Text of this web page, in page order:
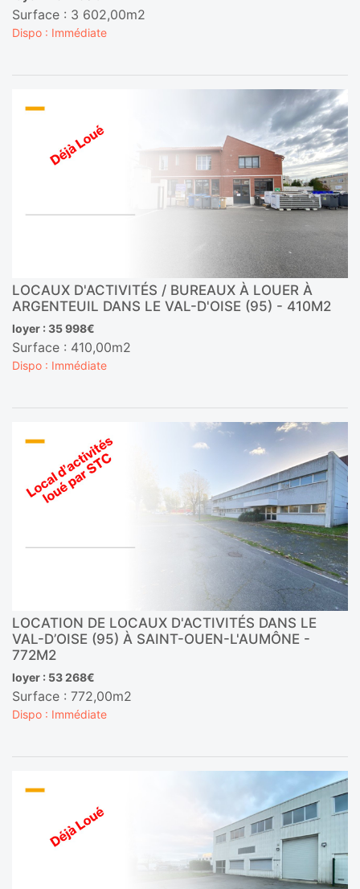
Surface : 3 602,00m2
Dispo : Immédiate
LOCAUX D'ACTIVITÉS / BUREAUX À LOUER À
ARGENTEUIL DANS LE VAL-D'OISE (95) - 410M2
loyer : 35 998€
Surface : 410,00m2
Dispo : Immédiate
LOCATION DE LOCAUX D'ACTIVITÉS DANS LE
VAL-D’OISE (95) À SAINT-OUEN-L'AUMÔNE -
772M2
loyer : 53 268€
Surface : 772,00m2
Dispo : Immédiate